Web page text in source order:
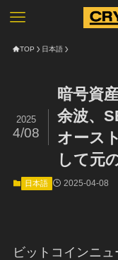
TOP 日本語
暗号資
余波、
オース
して元
2025
4/08
日本語 2025-04-08
ビットコインニ